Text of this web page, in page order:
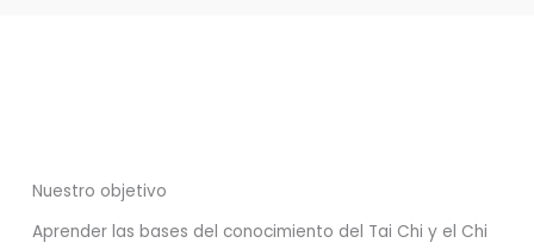
Nuestro objetivo
Aprender las bases del conocimiento del Tai Chi y el Chi